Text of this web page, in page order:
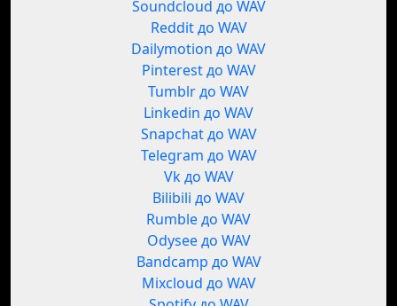
Soundcloud до WAV
Reddit до WAV
Dailymotion до WAV
Pinterest до WAV
Tumblr до WAV
Linkedin до WAV
Snapchat до WAV
Telegram до WAV
Vk до WAV
Bilibili до WAV
Rumble до WAV
Odysee до WAV
Bandcamp до WAV
Mixcloud до WAV